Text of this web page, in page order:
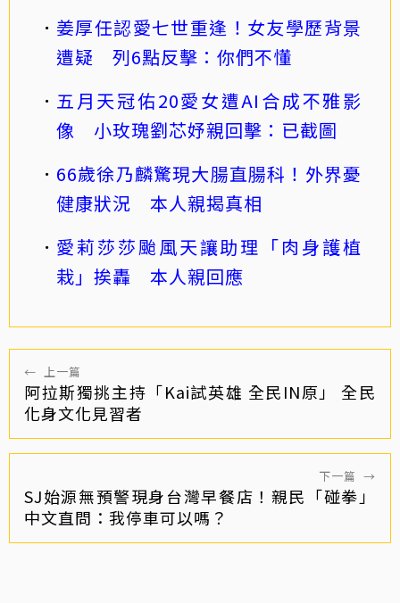
姜厚任認愛七世重逢！女友學歷背景
遭疑 列6點反擊：你們不懂
五月天冠佑20愛女遭AI合成不雅影
像 小玫瑰劉芯妤親回擊：已截圖
66歲徐乃麟驚現大腸直腸科！外界憂
健康狀況 本人親揭真相
愛莉莎莎颱風天讓助理「肉身護植
栽」挨轟 本人親回應
← 上一篇
阿拉斯獨挑主持「Kai試英雄 全民IN原」 全民
化身文化見習者
下一篇 →
SJ始源無預警現身台灣早餐店！親民「碰拳」
中文直問：我停車可以嗎？